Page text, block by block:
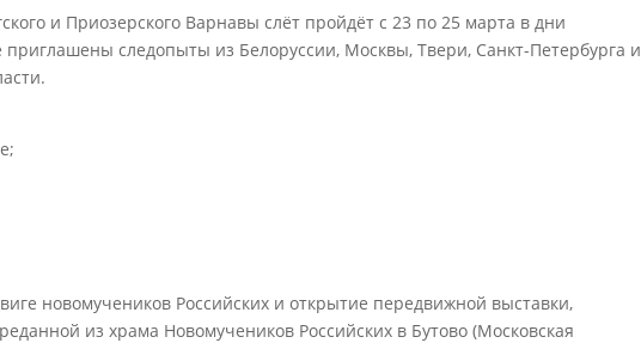
и Приозерского Варнавы слёт пройдёт с 23 по 25 марта в дни
следопыты из Белоруссии, Москвы, Твери, Санкт-Петербурга и
новомучеников Российских и открытие передвижной выставки,
из храма Новомучеников Российских в Бутово (Московская